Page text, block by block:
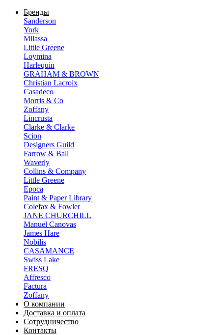
Бренды
Sanderson
York
Milassa
Little Greene
Loymina
Harlequin
GRAHAM & BROWN
Christian Lacroix
Casadeco
Morris & Co
Zoffany
Lincrusta
Clarke & Clarke
Scion
Designers Guild
Farrow & Ball
Waverly
Collins & Company
Little Greene
Epoca
Paint & Paper Library
Colefax & Fowler
JANE CHURCHILL
Manuel Canovas
James Hare
Nobilis
CASAMANCE
Swiss Lake
FRESQ
Affresco
Factura
Zoffany
О компании
Доставка и оплата
Сотрудничество
Контакты